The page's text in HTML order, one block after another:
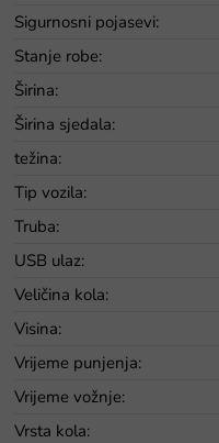
Sigurnosni pojasevi:
Stanje robe:
Širina:
Širina sjedala:
težina:
Tip vozila:
Truba:
USB ulaz:
Veličina kola:
Visina:
Vrijeme punjenja:
Vrijeme vožnje:
Vrsta kola: